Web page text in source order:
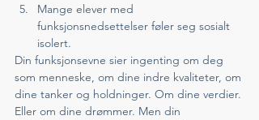
Mange elever med
funksjonsnedsettelser føler seg sosialt
isolert.
Din funksjonsevne sier ingenting om deg
som menneske, om dine indre kvaliteter, om
dine tanker og holdninger. Om dine verdier.
Eller om dine drømmer. Men din